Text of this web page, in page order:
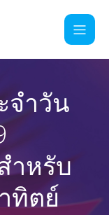
จำวัน
ำหรับ
ทิตย์